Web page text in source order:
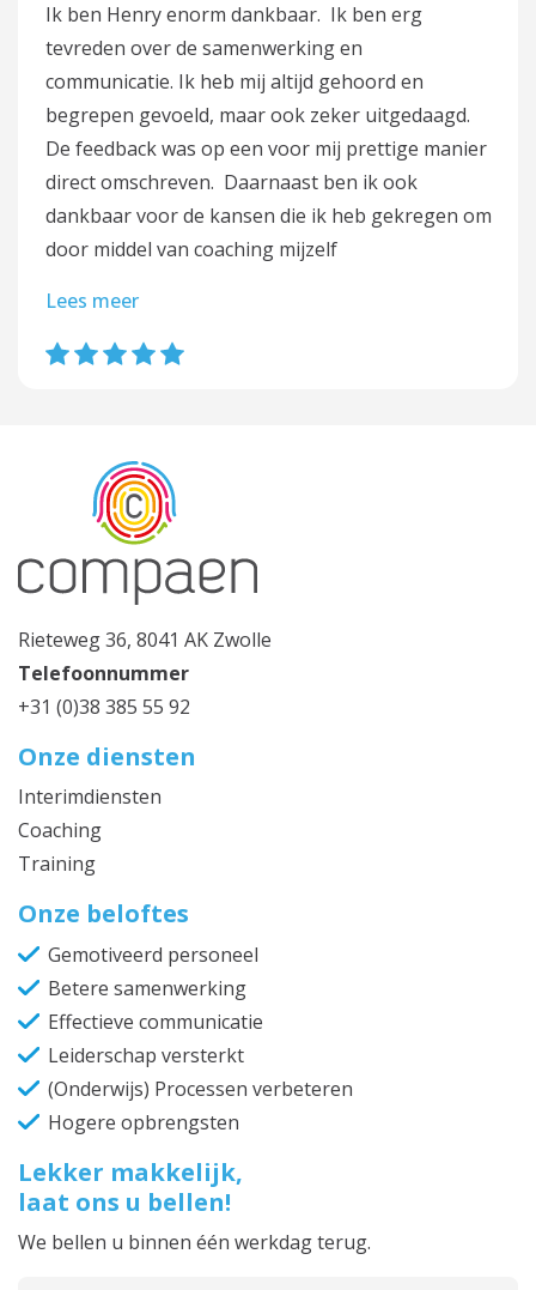
Ik ben Henry enorm dankbaar. Ik ben erg
tevreden over de samenwerking en
communicatie. Ik heb mij altijd gehoord en
begrepen gevoeld, maar ook zeker uitgedaagd.
De feedback was op een voor mij prettige manier
direct omschreven. Daarnaast ben ik ook
dankbaar voor de kansen die ik heb gekregen om
door middel van coaching mijzelf
Lees meer
Rieteweg 36, 8041 AK Zwolle
Telefoonnummer
+31 (0)38 385 55 92
Onze diensten
Interimdiensten
Coaching
Training
Onze beloftes
Gemotiveerd personeel
Betere samenwerking
Effectieve communicatie
Leiderschap versterkt
(Onderwijs) Processen verbeteren
Hogere opbrengsten
Lekker makkelijk,
laat ons u bellen!
We bellen u binnen één werkdag terug.